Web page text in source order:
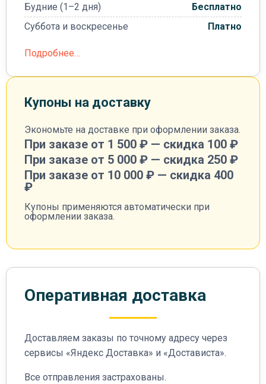
Будние (1–2 дня)
Бесплатно
Суббота и воскресенье
Платно
Подробнее…
Купоны на доставку
Экономьте на доставке при оформлении заказа.
При заказе от 1 500 ₽ — скидка 100 ₽
При заказе от 5 000 ₽ — скидка 250 ₽
При заказе от 10 000 ₽ — скидка 400
₽
Купоны применяются автоматически при
оформлении заказа.
Оперативная доставка
Доставляем заказы по точному адресу через
сервисы «Яндекс Доставка» и «Достависта».
Все отправления застрахованы.